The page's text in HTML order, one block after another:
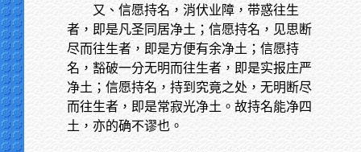
又、信愿持名，消伏业障，带惑往生
者，即是凡圣同居净土；信愿持名，见思断
尽而往生者，即是方便有余净土；信愿持
名，豁破一分无明而往生者，即是实报庄严
净土；信愿持名，持到究竟之处，无明断尽
而往生者，即是常寂光净土。故持名能净四
土，亦的确不谬也。